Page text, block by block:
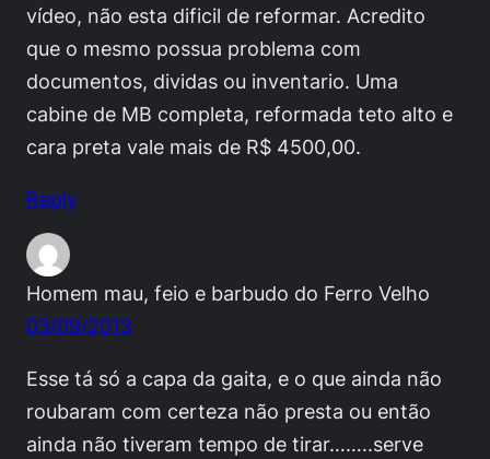
vídeo, não esta dificil de reformar. Acredito
que o mesmo possua problema com
documentos, dividas ou inventario. Uma
cabine de MB completa, reformada teto alto e
cara preta vale mais de R$ 4500,00.
Reply
Homem mau, feio e barbudo do Ferro Velho
03/09/2013
Esse tá só a capa da gaita, e o que ainda não
roubaram com certeza não presta ou então
ainda não tiveram tempo de tirar……..serve